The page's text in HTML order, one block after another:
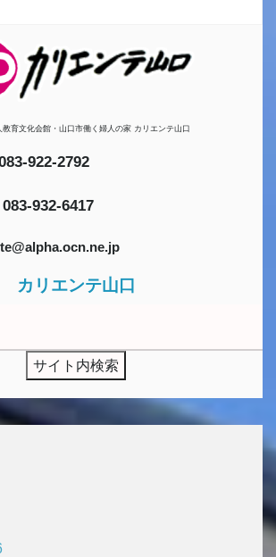
教育文化会館・山口市働く婦人の家 カリエンテ山口
922-2792
932-6417
カリエンテ山口